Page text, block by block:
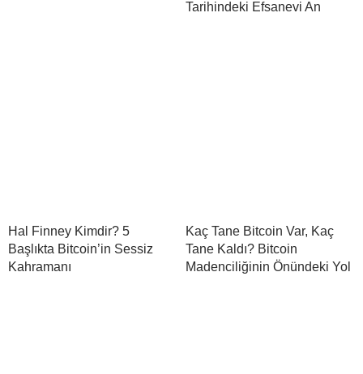
Tarihindeki Efsanevi An
Hal Finney Kimdir? 5
Başlıkta Bitcoin’in Sessiz
Kahramanı
Kaç Tane Bitcoin Var, Kaç
Tane Kaldı? Bitcoin
Madenciliğinin Önündeki Yol